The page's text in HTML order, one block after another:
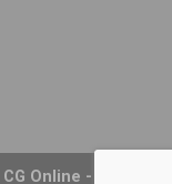
CG Online - Agence